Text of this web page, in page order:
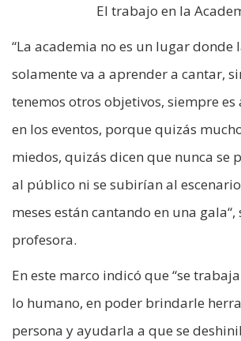
El trabajo en la
“La academia no es un lugar donde
solamente va a aprender a cantar,
tenemos otros objetivos, siempre
en los eventos, porque quizás
miedos, quizás dicen que nunca se
al público ni se subirían al
meses están cantando en una gala“,
profesora.
En este marco indicó que “se
lo humano, en poder brindarle
persona y ayudarla a que se